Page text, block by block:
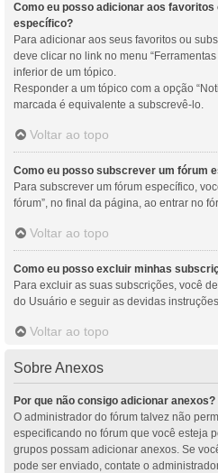
Como eu posso adicionar aos
específico?
Para adicionar aos seus favoritos ou
deve clicar no link no menu
inferior de um tópico.
Responder a um tópico com a opção
marcada é equivalente a subscrevê-lo.
Voltar ao topo
Como eu posso subscrever um fórum
Para subscrever um fórum específico,
fórum”, no final da página, ao entrar no
Voltar ao topo
Como eu posso excluir minhas
Para excluir as suas subscrições, você
do Usuário e seguir as devidas
Voltar ao topo
Sobre Anexos
Por que não consigo adicionar anexos?
O administrador do fórum talvez não
especificando no fórum que você esteja
grupos possam adicionar anexos. Se
pode ser enviado, contate o